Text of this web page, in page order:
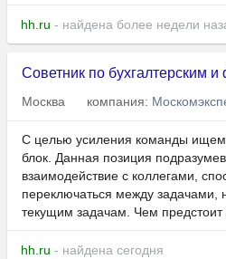
hh.ru - найдена более недели
Советник по бухгалтерским
Москва компания:
С целью усиления команды
блок. Данная позиция
взаимодействие с коллегами,
переключаться между задачами,
текущим задачам. Чем предстоит
hh.ru - найдена сегодня